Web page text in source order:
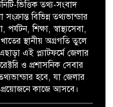
ভিত্তিক তথ্য-সংবাদ
বিভিন্ন তথ্যভান্ডার
শিক্ষা, স্বাস্থ্যসেবা,
স্থানীয় অগ্রগতি তুলে
এই প্ল্যাটফর্মে জেলার
ও প্রশাসনিক সেবার
হবে, যা জেলার
প্রয়োজনে কাজে আসবে।